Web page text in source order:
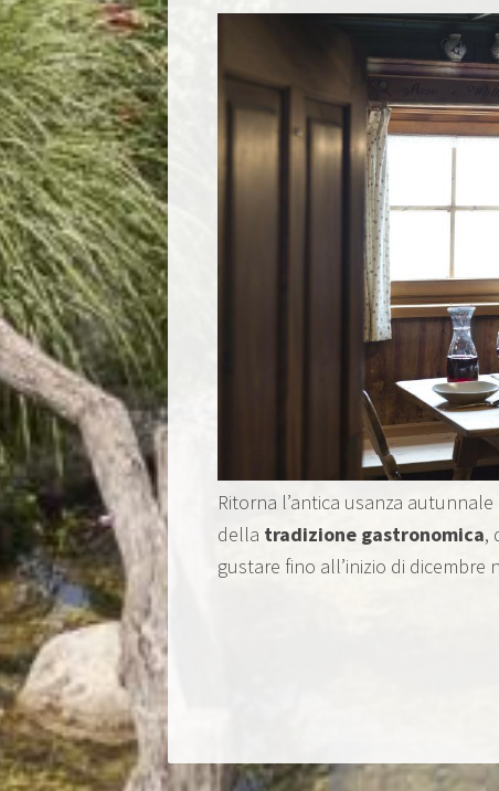
Ritorna l’antica usanza
della tradizione gastronomica,
gustare fino all’inizio di dicembre